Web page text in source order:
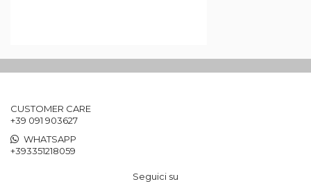
CUSTOMER CARE
+39 091 903627
WHATSAPP
+393351218059
Seguici su